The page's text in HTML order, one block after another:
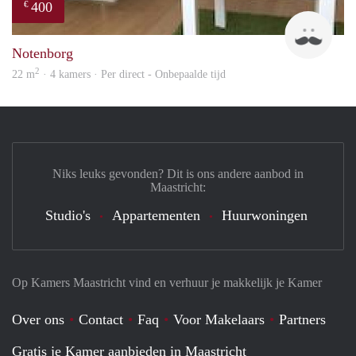
€ 400
Roel
Notenborg
22 m2 · 4 kamers · Per direct - Onbepaalde tijd
Op Kamers Maastricht vind en verhuur je makkelijk je Kamer
Over ons Contact Faq Voor Makelaars
Partners
Gratis je Kamer aanbieden in Maastricht
Niks leuks gevonden? Dit is ons andere aanbod in
Maastricht:
Studio's Appartementen Huurwoningen